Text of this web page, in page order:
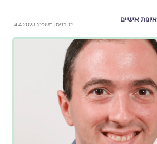
אישיים
י״ג בניסן תשפ״ג 4.4.2023